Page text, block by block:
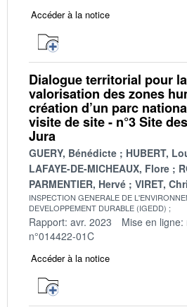
Accéder à la notice
Dialogue territorial pour
valorisation des zones
création d’un parc
visite de site - n°3 Site
Jura
GUERY, Bénédicte
HUBERT,
LAFAYE-DE-MICHEAUX, Flore
PARMENTIER, Hervé
VIRET,
INSPECTION GENERALE DE
DEVELOPPEMENT DURABLE (IGEDD)
Rapport: avr. 2023 Mise en ligne:
n°014422-01C
Accéder à la notice